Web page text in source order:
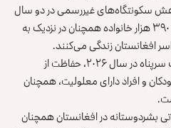
سکونتگاه‌های غیررسمی در دو سال
اخیر، تخمین زده می‌شود که حدود ۳۹۰ هزار خانواده همچنان در نزدیک به
اوچا گفته است که در برنامه‌ی کمک سرپناه در سال ۲۰۲۶، حفاظت از
و افراد دارای معلولیت، همچنان
بشردوستانه در افغانستان همچنان